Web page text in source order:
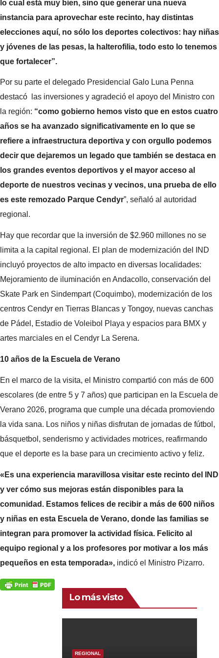
lo cual está muy bien, sino que generar una nueva
instancia para aprovechar este recinto, hay distintas
elecciones aquí, no sólo los deportes colectivos: hay niñas
y jóvenes de las pesas, la halterofilia, todo esto lo tenemos
que fortalecer”.
Por su parte el delegado Presidencial Galo Luna Penna
destacó las inversiones y agradeció el apoyo del Ministro con
la región: “como gobierno hemos visto que en estos cuatro
años se ha avanzado significativamente en lo que se
refiere a infraestructura deportiva y con orgullo podemos
decir que dejaremos un legado que también se destaca en
los grandes eventos deportivos y el mayor acceso al
deporte de nuestros vecinas y vecinos, una prueba de ello
es este remozado Parque Cendyr”, señaló al autoridad
regional.
Hay que recordar que la inversión de $2.960 millones no se
limita a la capital regional. El plan de modernización del IND
incluyó proyectos de alto impacto en diversas localidades:
Mejoramiento de iluminación en Andacollo, conservación del
Skate Park en Sindempart (Coquimbo), modernización de los
centros Cendyr en Tierras Blancas y Tongoy, nuevas canchas
de Pádel, Estadio de Voleibol Playa y espacios para BMX y
artes marciales en el Cendyr La Serena.
10 años de la Escuela de Verano
En el marco de la visita, el Ministro compartió con más de 600
escolares (de entre 5 y 7 años) que participan en la Escuela de
Verano 2026, programa que cumple una década promoviendo
la vida sana. Los niños y niñas disfrutan de jornadas de fútbol,
básquetbol, senderismo y actividades motrices, reafirmando
que el deporte es la base para un crecimiento activo y feliz.
«Es una experiencia maravillosa visitar este recinto del IND
y ver cómo sus mejoras están disponibles para la
comunidad. Estamos felices de recibir a más de 600 niños
y niñas en esta Escuela de Verano, donde las familias se
integran para promover la actividad física. Felicito al
equipo regional y a los profesores por motivar a los más
pequeños en esta temporada», indicó el Ministro Pizarro.
Lo más visto
REGIONAL